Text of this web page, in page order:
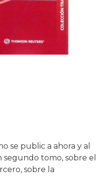
se public a ahora y al
tomo, sobre el
sobre la